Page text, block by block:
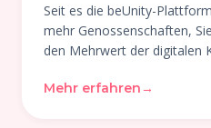
Seit es die beUnity-
mehr Genossenschaften,
den Mehrwert der digitalen
Nachbarschaften in der
Mehr erfahren →